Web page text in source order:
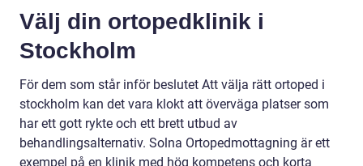
Välj din ortopedklinik i
Stockholm
För dem som står inför beslutet Att välja rätt ortoped i
stockholm kan det vara klokt att överväga platser som
har ett gott rykte och ett brett utbud av
behandlingsalternativ. Solna Ortopedmottagning är ett
exempel på en klinik med hög kompetens och korta